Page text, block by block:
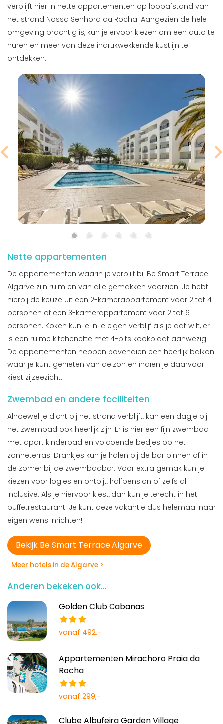
verblijft hier in nette appartementen op loopafstand van
het strand Nossa Senhora da Rocha. Aangezien de hele
omgeving prachtig is, kun je ervoor kiezen om een auto te
huren en meer van deze indrukwekkende kustlijn te
ontdekken.
Nette appartementen
De appartementen waarin je verblijf bij Be Smart Terrace
Algarve zijn ruim en van alle gemakken voorzien. Je hebt
hierbij de keuze uit een 2-kamerappartement voor 2 tot 4
personen of een 3-kamerappartement voor 2 tot 6
personen. Koken kun je in je eigen verblijf als je dat wilt, er
is een ruime kitchenette met 4-pits kookplaat aanwezig.
De appartementen hebben bovendien een heerlijk balkon
waar je kunt genieten van de zon en indien je daarvoor
kiest zijzeezicht.
Zwembad en andere faciliteiten
Alhoewel je dicht bij het strand verblijft, kan een dagje bij
het zwembad ook heerlijk zijn. Er is hier een fijn zwembad
met apart kinderbad en voldoende bedjes op het
zonneterras. Drankjes kun je halen bij de bar binnen of in
de zomer bij de zwembadbar. Voor extra gemak kun je
kiezen voor logies en ontbijt, halfpension of zelfs all-
inclusive. Als je hiervoor kiest, dan kun je terecht in het
buffetrestaurant. Je kunt deze vakantie dus helemaal naar
eigen wens inrichten!
Bekijk Be Smart Terrace Algarve
Meer hotels in de Algarve >
Anderen bekeken ook...
Golden Club Cabanas
vanaf 492,-
Appartementen Mirachoro Praia da
Rocha
vanaf 299,-
Clube Albufeira Garden Village